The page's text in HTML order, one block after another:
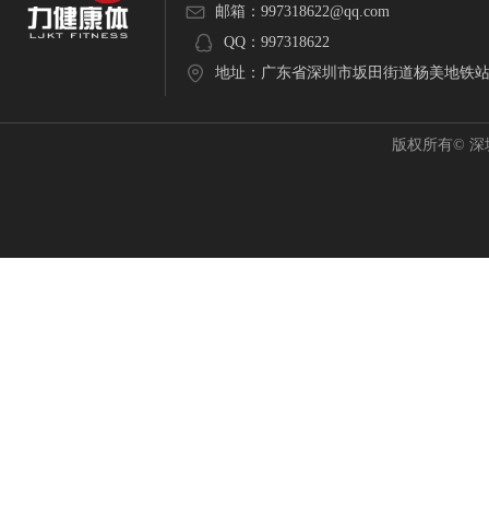
邮箱： 997318622@qq.com
QQ： 997318622
地址： 广东省深圳市坂田街道杨美地铁
版权所有© 深